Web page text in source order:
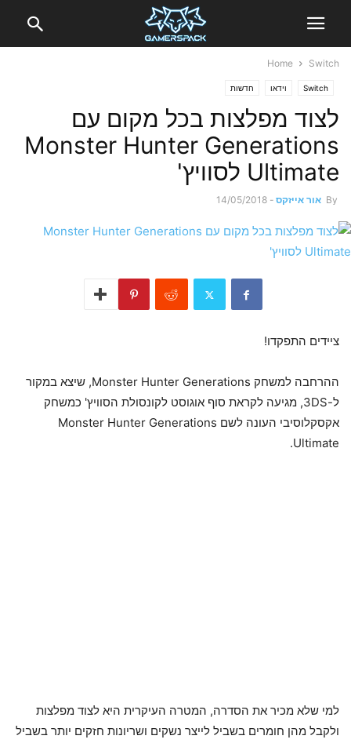
Home Switch
Switch וידאו חדשות
לצוד מפלצות בכל מקום עם
Monster Hunter Generations
Ultimate לסוויץ'
By אור אייזקס -
14/05/2018
ציידים התפקדו!
ההרחבה למשחק Monster Hunter Generations, שיצא במקור
ל-3DS, מגיעה לקראת סוף אוגוסט לקונסולת הסוויץ' כמשחק
אקסקלוסיבי העונה לשם Monster Hunter Generations
Ultimate.
למי שלא מכיר את הסדרה, המטרה העיקרית היא לצוד מפלצות
ולקבל מהן חומרים בשביל לייצר נשקים ושריונות חזקים יותר בשביל